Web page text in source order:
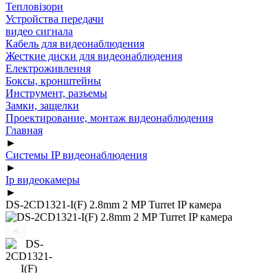
Тепловізори
Устройства передачи
видео сигнала
Кабель для видеонаблюдения
Жесткие диски для видеонаблюдения
Електроживлення
Боксы, кронштейны
Инструмент, разъемы
Замки, защелки
Проектирование, монтаж видеонаблюдения
Главная
►
Системы IP видеонаблюдения
►
Ip видеокамеры
►
DS-2CD1321-I(F) 2.8mm 2 MP Turret IP камера